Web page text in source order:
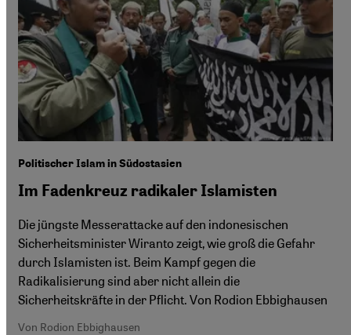
Politischer Islam in Südostasien
Im Fadenkreuz radikaler Islamisten
Die jüngste Messerattacke auf den indonesischen
Sicherheitsminister Wiranto zeigt, wie groß die Gefahr
durch Islamisten ist. Beim Kampf gegen die
Radikalisierung sind aber nicht allein die
Sicherheitskräfte in der Pflicht. Von Rodion Ebbighausen
Von Rodion Ebbighausen